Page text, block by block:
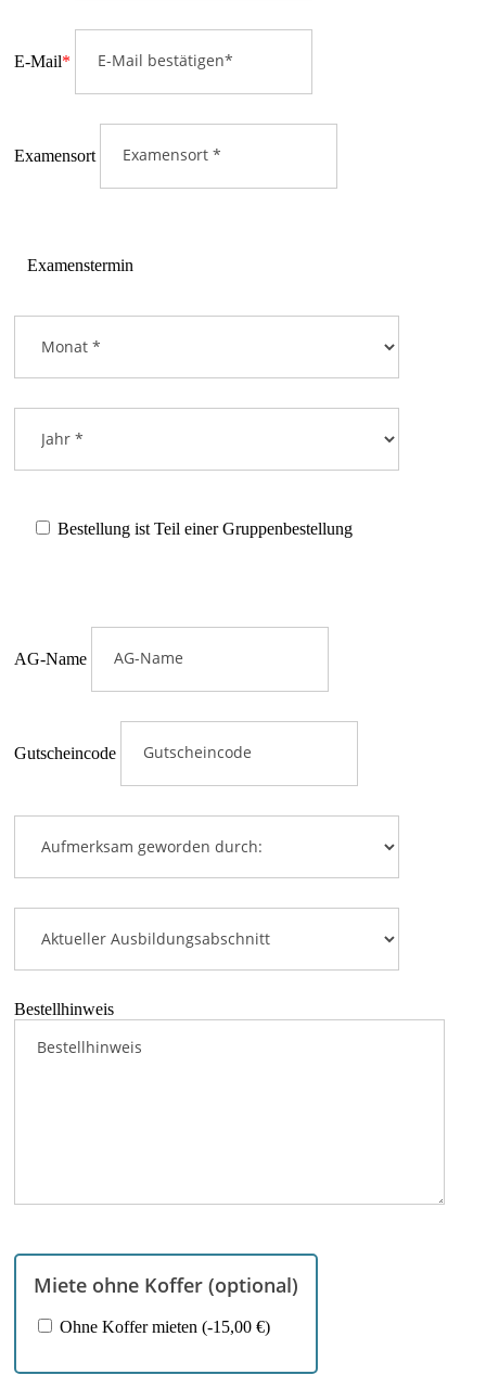
E-Mail*
Examensort
Examenstermin
Bestellung ist Teil einer Gruppenbestellung
AG-Name
Gutscheincode
Bestellhinweis
Miete ohne Koffer (optional)
Ohne Koffer mieten (-15,00 €)